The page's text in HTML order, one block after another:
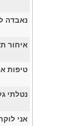
נאבדה
איחור
טיפות
נטלתי
אני